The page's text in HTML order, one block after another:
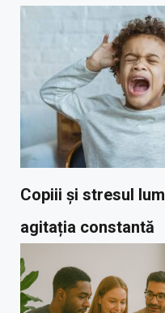
Copiii și stresul
agitația constantă